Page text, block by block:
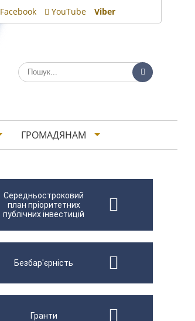
Facebook YouTube Viber
ГРОМАДЯНАМ
Середньостроковий
план пріоритетних
публічних інвестицій
Безбар'єрність
Гранти